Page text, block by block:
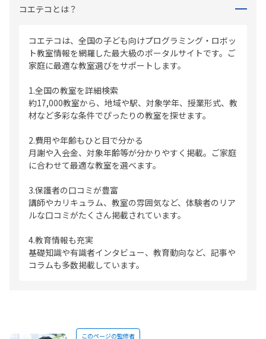
コエテコとは？
コエテコは、全国の子ども向けプログラミング・ロボッ
ト教室情報を網羅した最大級のポータルサイトです。ご
家庭に最適な教室選びをサポートします。
1.全国の教室を詳細検索
約17,000教室から、地域や駅、対象学年、授業形式、教
材など多彩な条件でぴったりの教室を探せます。
2.費用や年齢もひと目で分かる
月謝や入会金、対象年齢等が分かりやすく掲載。ご家庭
に合わせて最適な教室を選べます。
3.保護者の口コミが豊富
講師やカリキュラム、教室の雰囲気など、体験者のリア
ルな口コミがたくさん掲載されています。
4.教育情報も充実
基礎知識や有識者インタビュー、教育動向など、記事や
コラムも多数掲載しています。
このページの監修者